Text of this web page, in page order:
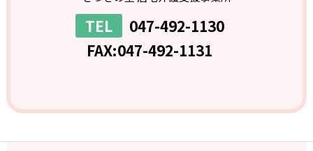
047-492-1130
FAX:047-492-1131